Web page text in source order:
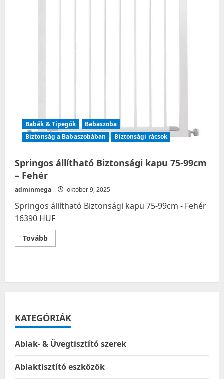
Babák & Tipegők
Babaszoba
Biztonság a Babaszobában
Biztonsági rácsok
Springos állítható Biztonsági kapu 75-99cm
– Fehér
adminmega október 9, 2025
Springos állítható Biztonsági kapu 75-99cm - Fehér
16390 HUF
TovábbRead
more
kapu
KATEGÓRIÁK
Ablak- & Üvegtisztító szerek
Ablaktisztító eszközök